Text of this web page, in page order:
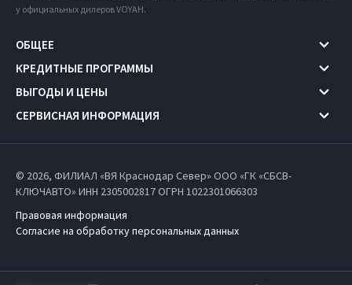
у официальных дилеров VOYAH.
ОБЩЕЕ
КРЕДИТНЫЕ ПРОГРАММЫ
ВЫГОДЫ И ЦЕНЫ
СЕРВИСНАЯ ИНФОРМАЦИЯ
© 2026, ФИЛИАЛ «ВЯ Краснодар Север» ООО «ГК «СБСВ-
КЛЮЧАВТО» ИНН 2305002817ОГРН 1022301066303
Правовая информация
Согласие на обработку персональных данных